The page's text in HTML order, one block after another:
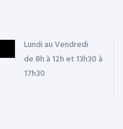
Lundi au Vendredi
de 8h à 12h et 13h30 à
17h30